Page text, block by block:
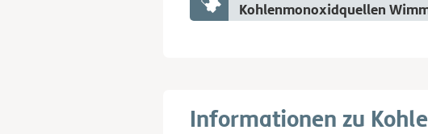
Kohlenmonoxidquellen
Informationen zu